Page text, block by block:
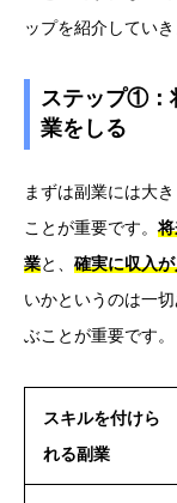
ップを紹介していき
ステップ①：
業をしる
まずは副業には大
ことが重要です。
業と、 確実に収入
いかというのは一
ぶことが重要です。
スキルを付けら
れる副業